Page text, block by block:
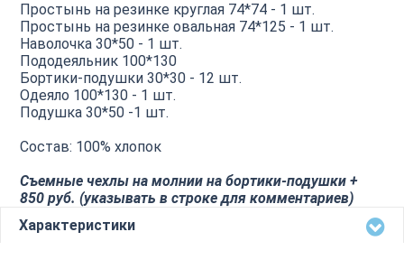
Простынь на резинке круглая 74*74 - 1 шт.
Простынь на резинке овальная 74*125 - 1 шт.
Наволочка 30*50 - 1 шт.
Пододеяльник 100*130
Бортики-подушки 30*30 - 12 шт.
Одеяло 100*130 - 1 шт.
Подушка 30*50 -1 шт.
Состав: 100% хлопок
Съемные чехлы на молнии на бортики-подушки +
850 руб. (указывать в строке для комментариев)
Характеристики